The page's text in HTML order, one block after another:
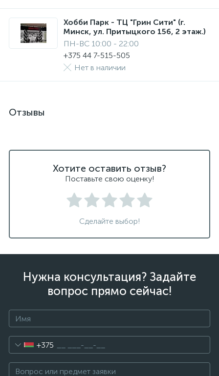
Хобби Парк - ТЦ "Грин Сити" (г.
Минск, ул. Притыцкого 156, 2 этаж.)
ПН-ВС 10:00 - 22:00
+375 44 7-515-505
Нет в наличии
Отзывы
Хотите оставить отзыв?
Поставьте свою оценку!
Сделайте выбор!
Нужна консультация? Задайте
вопрос прямо сейчас!
+375